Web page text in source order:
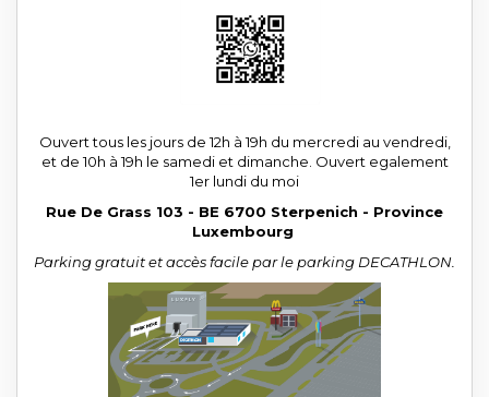
Ouvert tous les jours de 12h à 19h du mercredi au vendredi,
et de 10h à 19h le samedi et dimanche. Ouvert egalement
1er lundi du moi
Rue De Grass 103 - BE 6700 Sterpenich - Province
Luxembourg
Parking gratuit et accès facile par le parking DECATHLON.